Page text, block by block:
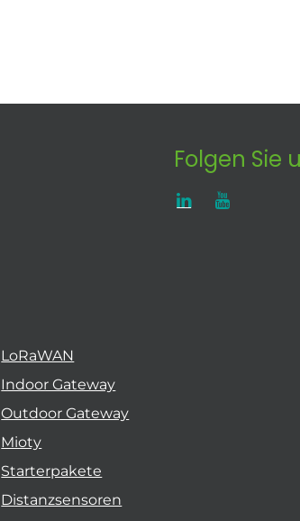
Folgen Sie
LoRaWAN
Indoor Gateway
Outdoor Gateway
Mioty
Starterpakete
Distanzsensoren